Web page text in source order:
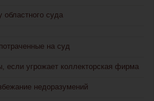
областного суда
на суд
если угрожает коллекторская фирма
недоразумений